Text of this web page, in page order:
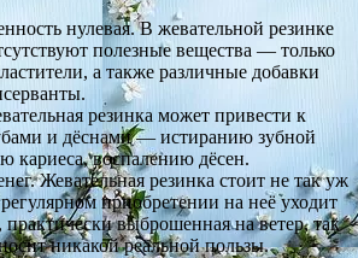
нулевая. В жевательной резинке
полезные вещества — только
а также различные добавки
резинка может привести к
и дёснами — истиранию зубной
кариеса, воспалению дёсен.
Жевательная резинка стоит не так уж
приобретении на неё уходит
практически выброшенная на ветер, так
никакой реальной пользы.